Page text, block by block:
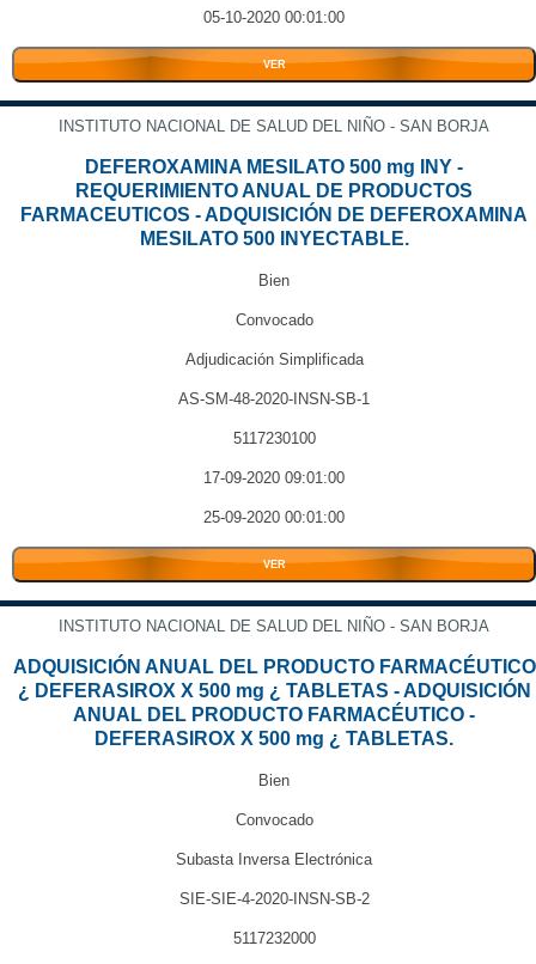
05-10-2020 00:01:00
VER
INSTITUTO NACIONAL DE SALUD DEL NIÑO - SAN BORJA
DEFEROXAMINA MESILATO 500 mg INY -
REQUERIMIENTO ANUAL DE PRODUCTOS
FARMACEUTICOS - ADQUISICIÓN DE DEFEROXAMINA
MESILATO 500 INYECTABLE.
Bien
Convocado
Adjudicación Simplificada
AS-SM-48-2020-INSN-SB-1
5117230100
17-09-2020 09:01:00
25-09-2020 00:01:00
VER
INSTITUTO NACIONAL DE SALUD DEL NIÑO - SAN BORJA
ADQUISICIÓN ANUAL DEL PRODUCTO FARMACÉUTICO
¿ DEFERASIROX X 500 mg ¿ TABLETAS - ADQUISICIÓN
ANUAL DEL PRODUCTO FARMACÉUTICO -
DEFERASIROX X 500 mg ¿ TABLETAS.
Bien
Convocado
Subasta Inversa Electrónica
SIE-SIE-4-2020-INSN-SB-2
5117232000